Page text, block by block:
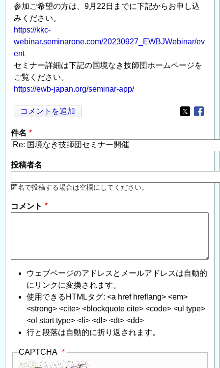
参加ご希望の方は、9月22日までに下記からお申し込
みください。
https://kkc-
webinar.seminarone.com/20230927_EWBJWebinar/ev
ent
セミナー詳細は下記の国境なき技師団ホームページを
ご覧ください。
https://ewb-japan.org/seminar-app/
コメントを追加
Opens in
件名
投稿者名
匿名で投稿する場合は空欄にしてください。
コメント
ウェブページのアドレスとメールアドレスは自動的
にリンクに変換されます。
使用できるHTMLタグ: <a href hreflang> <em>
<strong> <cite> <blockquote cite> <code> <ul type>
<ol start type> <li> <dl> <dt> <dd>
行と段落は自動的に折り返されます。
CAPTCHA